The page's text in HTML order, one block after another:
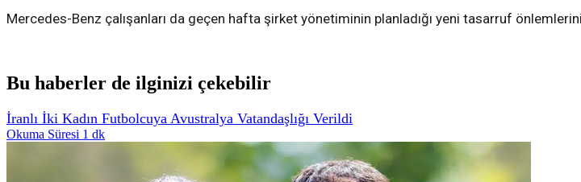
Mercedes-Benz çalışanları da geçen hafta şirket yönetiminin planladığı yeni tasarruf
Bu haberler de ilginizi çekebilir
İranlı İki Kadın Futbolcuya Avustralya Vatandaşlığı Verildi
Okuma Süresi 1 dk